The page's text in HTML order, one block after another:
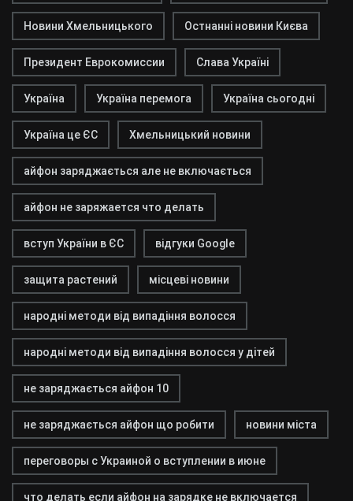
Новини Хмельницького Остнанні новини Києва
Президент Еврокомиссии Слава Україні
Україна Україна перемога Україна сьогодні
Україна це ЄС Хмельницький новини
айфон заряджається але не включається
айфон не заряжается что делать
вступ України в ЄС відгуки Google
защита растений місцеві новини
народні методи від випадіння волосся
народні методи від випадіння волосся у дітей
не заряджається айфон 10
не заряджається айфон що робити новини міста
переговоры с Украиной о вступлении в июне
что делать если айфон на зарядке не включается